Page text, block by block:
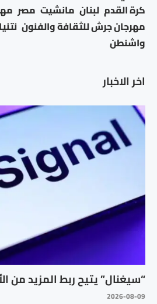
اخر الاخبار
“سيغنال” يتيح ربط المزيد من
2026-08-09
كرة القدم لبنان مانشيت مصر
مهرجان جرش للثقافة والفنون
واشنطن